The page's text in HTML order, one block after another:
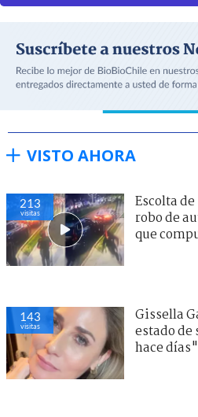
VISTO AHORA
213
visitas
Escolta
robo de
que
143
visitas
Gissella
estado
hace días"